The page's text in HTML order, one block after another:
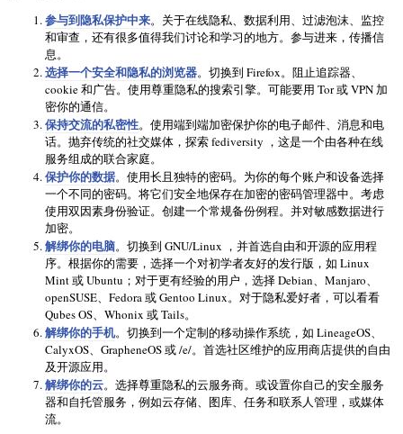
参与到隐私保护中来。关于在线隐私、数据利用、过滤泡沫、监控
和审查，还有很多值得我们讨论和学习的地方。参与进来，传播信
息。
选择一个安全和隐私的浏览器。切换到 Firefox。阻止追踪器、
cookie 和广告。使用尊重隐私的搜索引擎。可能要用 Tor 或 VPN 加
密你的通信。
保持交流的私密性。使用端到端加密保护你的电子邮件、消息和电
话。抛弃传统的社交媒体，探索 fediversity ，这是一个由各种在线
服务组成的联合家庭。
保护你的数据。使用长且独特的密码。为你的每个账户和设备选择
一个不同的密码。将它们安全地保存在加密的密码管理器中。考虑
使用双因素身份验证。创建一个常规备份例程。并对敏感数据进行
加密。
解绑你的电脑。切换到 GNU/Linux ，并首选自由和开源的应用程
序。根据你的需要，选择一个对初学者友好的发行版，如 Linux
Mint 或 Ubuntu；对于更有经验的用户，选择 Debian、Manjaro、
openSUSE、Fedora 或 Gentoo Linux。对于隐私爱好者，可以看看
Qubes OS、Whonix 或 Tails。
解绑你的手机。切换到一个定制的移动操作系统，如 LineageOS、
CalyxOS、GrapheneOS 或 /e/。首选社区维护的应用商店提供的自由
及开源应用。
解绑你的云。选择尊重隐私的云服务商。或设置你自己的安全服务
器和自托管服务，例如云存储、图库、任务和联系人管理，或媒体
流。